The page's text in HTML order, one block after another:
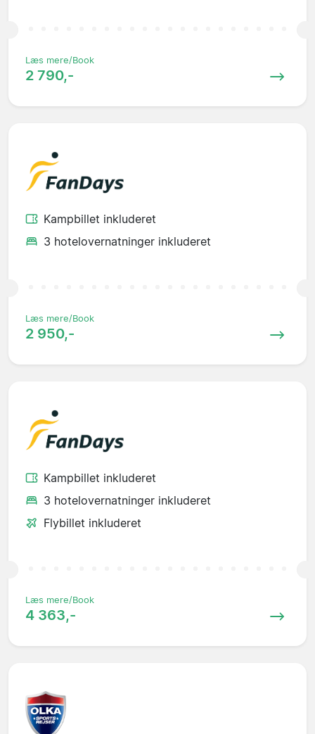
Læs mere/Book
2 790,-
Kampbillet inkluderet
3 hotelovernatninger inkluderet
Læs mere/Book
2 950,-
Kampbillet inkluderet
3 hotelovernatninger inkluderet
Flybillet inkluderet
Læs mere/Book
4 363,-